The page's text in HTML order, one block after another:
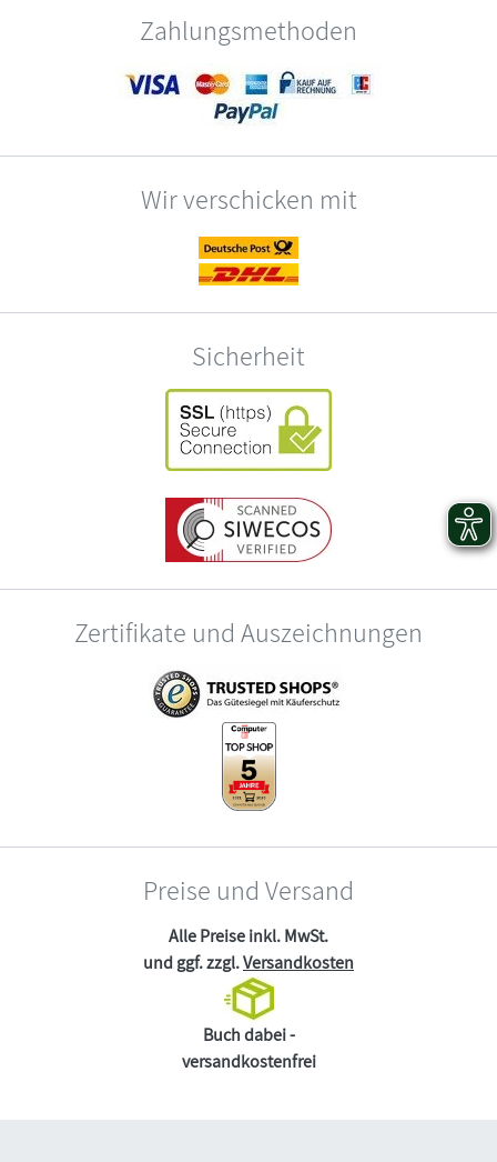
Zahlungsmethoden
Wir verschicken mit
Sicherheit
Zertifikate und Auszeichnungen
Preise und Versand
Alle Preise inkl. MwSt.
und ggf. zzgl.Versandkosten
Buch dabei -
versandkostenfrei